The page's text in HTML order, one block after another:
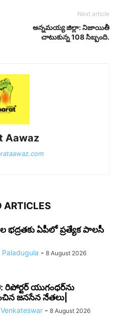
Next article
అన్నమయ్య జిల్లా: నిజాయితీ
చాటుకున్న 108 సిబ్బంది.
Aawaz
ARTICLES
భద్రతకు ఏపీలో ప్రత్యేక పాలసీ
- 8 August 2026
రిపోర్టర్ యుగంధర్‌ను
జనసేన నేతలు|
- 8 August 2026